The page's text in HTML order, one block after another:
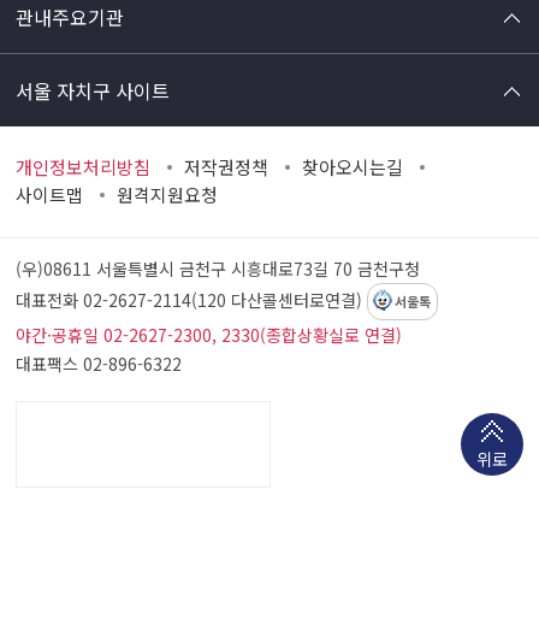
관내주요기관
서울 자치구 사이트
개인정보처리방침 저작권정책
찾아오시는길
사이트맵
원격지원요청
위로
(우)08611 서울특별시 금천구 시흥대로73길 70금천구청
대표전화 02-2627-2114(120 다산콜센터로연결)
서울톡
야간·공휴일 02-2627-2300, 2330(종합상황실로 연결)
대표팩스 02-896-6322